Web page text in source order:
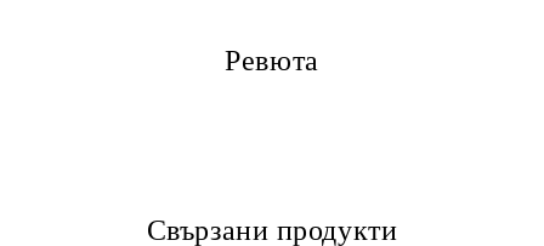
Ревюта
Свързани продукти